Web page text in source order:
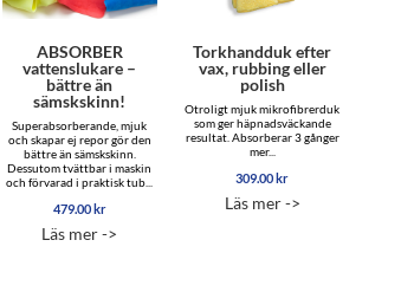
ABSORBER
vattenslukare –
bättre än
sämskskinn!
Superabsorberande, mjuk
och skapar ej repor gör den
bättre än sämskskinn.
Dessutom tvättbar i maskin
och förvarad i praktisk tub...
479.00kr
Läs mer ->
Torkhandduk efter
vax, rubbing eller
polish
Otroligt mjuk mikrofibrerduk
som ger häpnadsväckande
resultat. Absorberar 3 gånger
mer...
309.00kr
Läs mer ->